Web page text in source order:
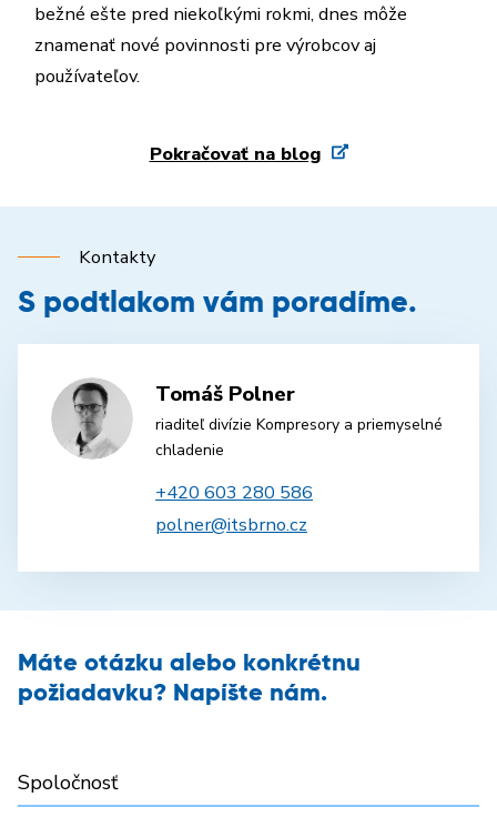
bežné ešte pred niekoľkými rokmi, dnes môže
znamenať nové povinnosti pre výrobcov aj
používateľov.
Pokračovať na blog
Kontakty
S podtlakom vám poradíme.
Tomáš Polner
riaditeľ divízie Kompresory a priemyselné
chladenie
+420 603 280 586
polner@itsbrno.cz
Máte otázku alebo konkrétnu
požiadavku? Napíšte nám.
Spoločnosť